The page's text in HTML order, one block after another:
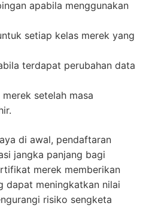
apabila menggunakan
setiap kelas merek yang
terdapat perubahan data
setelah masa
di awal, pendaftaran
jangka panjang bagi
merek memberikan
dapat meningkatkan nilai
risiko sengketa